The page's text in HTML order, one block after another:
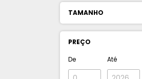
TAMANHO
PREÇO
De
Até